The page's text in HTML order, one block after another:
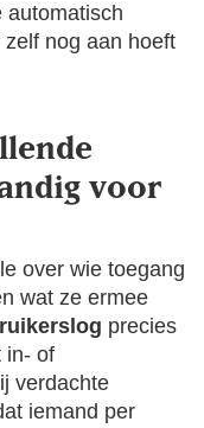
automatisch
nog aan hoeft
voor
over wie toegang
wat ze ermee
precies
in- of
verdachte
iemand per